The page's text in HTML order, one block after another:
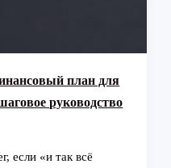
план для
руководство
если «и так всё